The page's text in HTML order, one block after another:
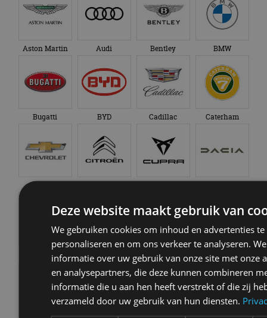
Aston Martin Audi Bentley BMW
Bugatti BYD Cadillac Caterham
Chevrolet
Dongfeng Donkervoort DS Ferrari
Deze website maakt gebruik van
We gebruiken cookies om inhoud en advertenties te
personaliseren en om ons verkeer te analyseren.
informatie over uw gebruik van onze site met onze
en analysepartners, die deze kunnen combineren
informatie die u aan hen heeft verstrekt of die zij
verzameld door uw gebruik van hun diensten.